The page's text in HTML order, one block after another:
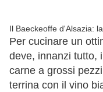
Il Baeckeoffe d'Alsazia:
Per cucinare un
deve, innanzi tutto,
carne a grossi
terrina con il vino